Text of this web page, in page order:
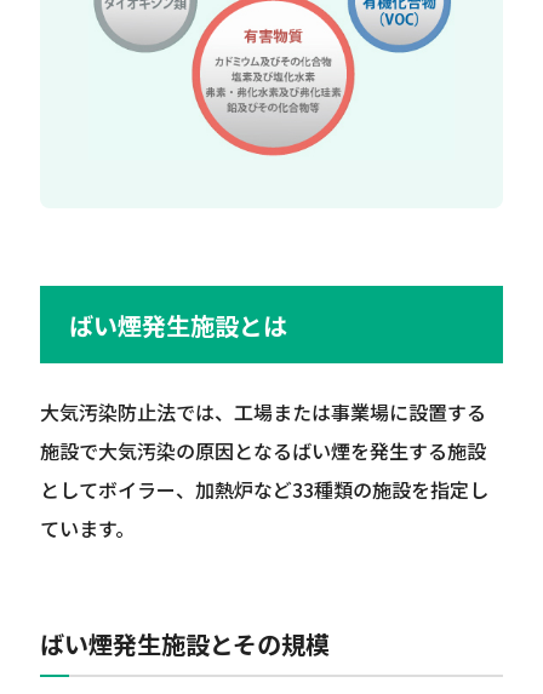
ばい煙発生施設とは
大気汚染防止法では、工場または事業場に設置する
施設で大気汚染の原因となるばい煙を発生する施設
としてボイラー、加熱炉など33種類の施設を指定し
ています。
ばい煙発生施設とその規模